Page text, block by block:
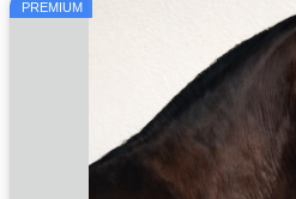
PREMIUM